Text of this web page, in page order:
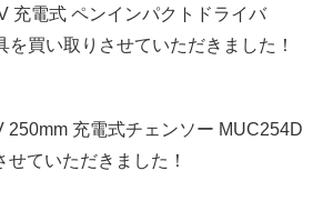
充電式 ペンインパクトドライバ
を買い取りさせていただきました！
250mm 充電式チェンソー MUC254D
ていただきました！